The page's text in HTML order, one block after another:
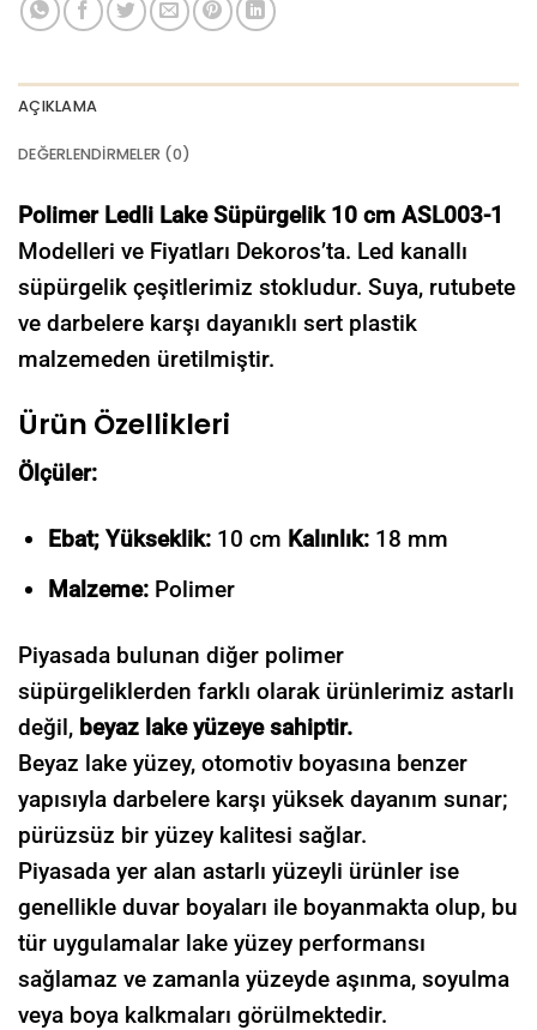
AÇIKLAMA
DEĞERLENDIRMELER (0)
Polimer Ledli Lake Süpürgelik 10 cm ASL003-1
Modelleri ve Fiyatları Dekoros’ta. Led kanallı
süpürgelik çeşitlerimiz stokludur. Suya, rutubete
ve darbelere karşı dayanıklı sert plastik
malzemeden üretilmiştir.
Ürün Özellikleri
Ölçüler:
Ebat; Yükseklik:10 cm Kalınlık:18 mm
Malzeme:Polimer
Piyasada bulunan diğer polimer
süpürgeliklerden farklı olarak ürünlerimiz astarlı
değil, beyaz lake yüzeye sahiptir.
Beyaz lake yüzey, otomotiv boyasına benzer
yapısıyla darbelere karşı yüksek dayanım sunar;
pürüzsüz bir yüzey kalitesi sağlar.
Piyasada yer alan astarlı yüzeyli ürünler ise
genellikle duvar boyaları ile boyanmakta olup, bu
tür uygulamalar lake yüzey performansı
sağlamaz ve zamanla yüzeyde aşınma, soyulma
veya boya kalkmaları görülmektedir.